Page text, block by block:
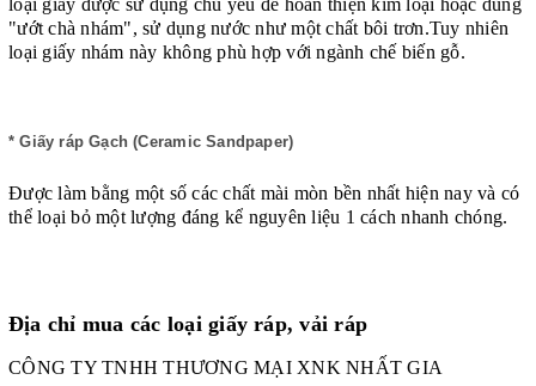
"ướt chà nhám", sử dụng nước như một chất bôi trơn.Tuy nhiên
loại giấy nhám này không phù hợp với ngành chế biến gỗ.
* Giấy ráp Gạch (Ceramic Sandpaper)
Được làm bằng một số các chất mài mòn bền nhất hiện nay và có
thể loại bỏ một lượng đáng kể nguyên liệu 1 cách nhanh chóng.
Địa chỉ mua các loại giấy ráp, vải ráp
CÔNG TY TNHH THƯƠNG MẠI XNK NHẤT GIA